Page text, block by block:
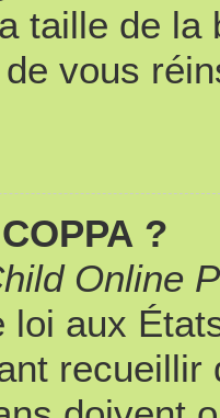
taille de
vous
?
Online
loi aux